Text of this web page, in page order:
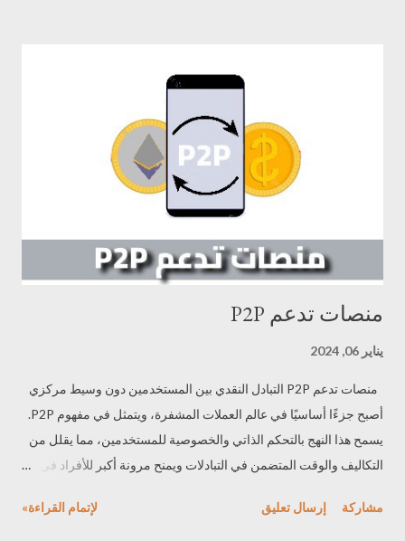
والتأكيد: تقوم أجهزة الشبكة بالتحقق من صحة المعاملات وتأكيدها.
وبمجرد التأكد من صحة المعاملات، يتم إضافتها إلى السلسلة ويتم توزيع
اللامركزي: يحتوي كل جهاز على نسخة كاملة من السلسلة
(Blockchain)، مما يجعل البيانات متاحة ومتوافرة للجميع في الشبكة
دون الحاجة إلى مركز تخزين مركزي. باستخدام هذه ...
منصات تدعم P2P
يناير 06, 2024
منصات تدعم P2P التبادل النقدي بين المستخدمين دون وسيط مركزي
أصبح جزءًا أساسيًا في عالم العملات المشفرة، ويتمثل في مفهوم P2P.
يسمح هذا النهج بالتحكم الذاتي والخصوصية للمستخدمين، مما يقلل من
التكاليف والوقت المتضمن في التبادلات ويمنح مرونة أكبر للأفراد في
تعريف P2P P2P هو اختصار لـ "Peer-to-Peer"، ويُشير إلى التفاعل
مشاركة إرسال تعليق لإتمام القراءة»